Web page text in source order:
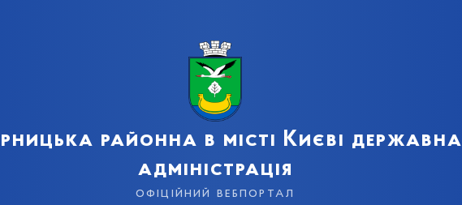
районна в місті Києві державна
адміністрація
офіційний вебпортал